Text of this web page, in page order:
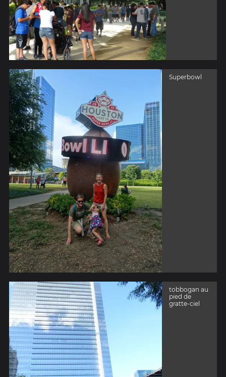
Superbowl
tobbogan au
pied de
gratte-ciel